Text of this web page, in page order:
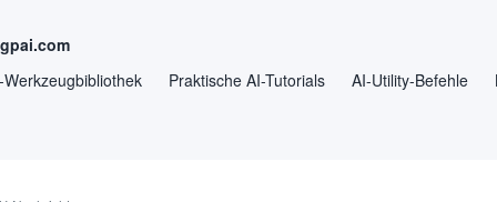
Werkzeugbibliothek
Praktische AI-Tutorials AI-Utility-Befehle